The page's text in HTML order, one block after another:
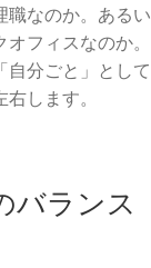
職なのか。あるい
フィスなのか。
自分ごと」として
します。
バランス